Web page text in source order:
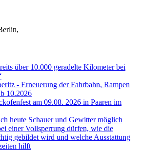
über 10.000 geradelte Kilometer bei
- Erneuerung der Fahrbahn, Rampen
10.2026
am 09.08. 2026 in Paaren im
heute Schauer und Gewitter möglich
einer Vollsperrung dürfen, wie die
gebildet wird und welche Ausstattung
hilft